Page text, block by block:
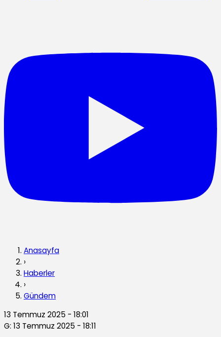
Anasayfa
›
Haberler
›
Gündem
13 Temmuz 2025 - 18:01
G: 13 Temmuz 2025 - 18:11